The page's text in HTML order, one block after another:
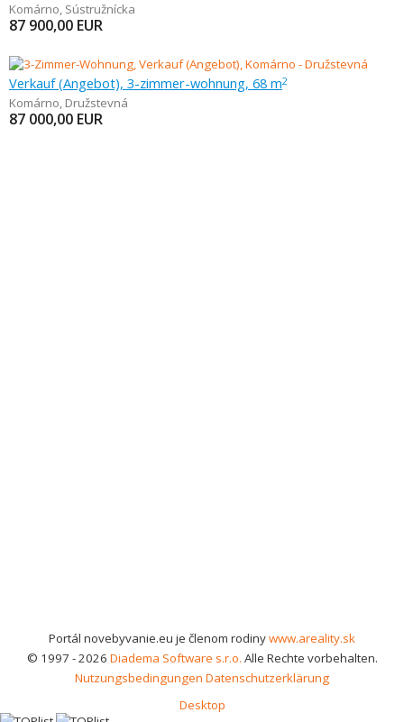
Komárno, Sústružnícka
87 900,00 EUR
Verkauf (Angebot), 3-zimmer-wohnung, 68 m2
Komárno, Družstevná
87 000,00 EUR
Portál novebyvanie.eu je členom rodinywww.areality.sk
© 1997 - 2026 Diadema Software s.r.o. Alle Rechte vorbehalten.
Nutzungsbedingungen Datenschutzerklärung
Desktop